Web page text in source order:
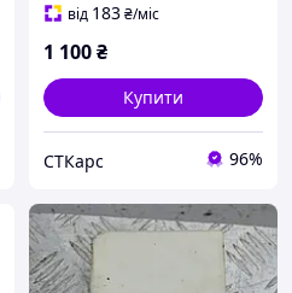
від 183₴/міс
1 100₴
Купити
СТКарс 96%